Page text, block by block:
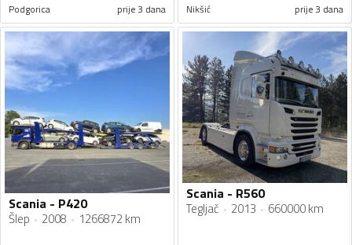
Podgorica prije 3 dana Nikšić prije 3 dana
Scania - P420
Šlep 2008 1266872 km
Scania - R560
Tegljač 2013 660000 km